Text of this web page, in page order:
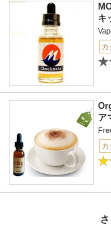
キ
カ
ア
カ